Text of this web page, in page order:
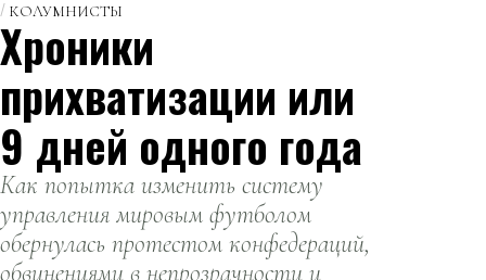
КОЛУМНИСТЫ
Хроники
прихватизации или
9 дней одного года
Как попытка изменить систему
управления мировым футболом
обернулась протестом конфедераций,
обвинениями в непрозрачности и